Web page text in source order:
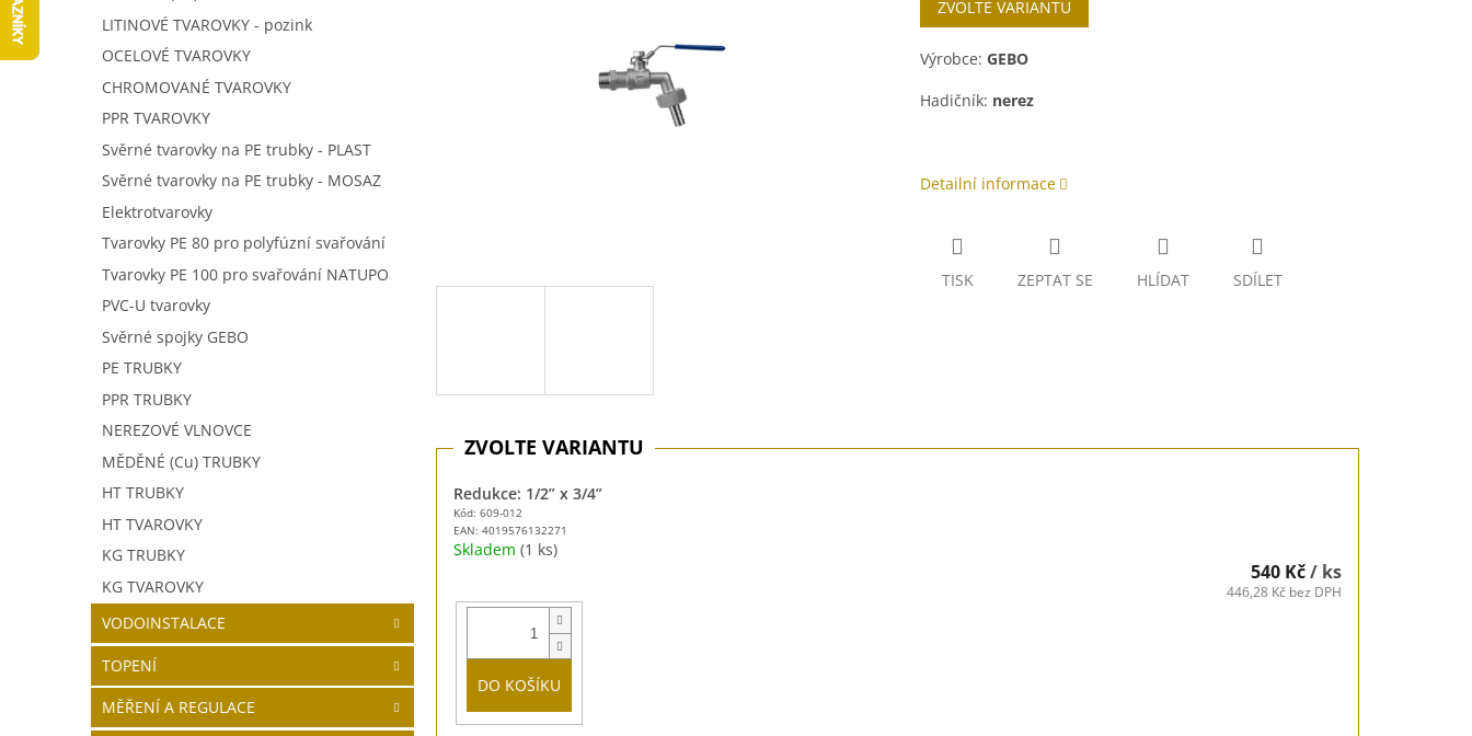
LITINOVÉ TVAROVKY - pozink
OCELOVÉ TVAROVKY
CHROMOVANÉ TVAROVKY
PPR TVAROVKY
Svěrné tvarovky na PE trubky - PLAST
Svěrné tvarovky na PE trubky - MOSAZ
Elektrotvarovky
Tvarovky PE 80 pro polyfúzní svařování
Tvarovky PE 100 pro svařování NATUPO
PVC-U tvarovky
Svěrné spojky GEBO
PE TRUBKY
PPR TRUBKY
NEREZOVÉ VLNOVCE
MĚDĚNÉ (Cu) TRUBKY
HT TRUBKY
HT TVAROVKY
KG TRUBKY
KG TVAROVKY
VODOINSTALACE
TOPENÍ
MĚŘENÍ A REGULACE
cena:
ZVOLTE VARIANTU
Výrobce: GEBO
Hadičník: nerez
Detailní informace
TISK ZEPTAT SE HLÍDAT SDÍLET
Kód: 609-012
EAN: 4019576132271
Redukce: 1/2” x 3/4”
Skladem (1 ks)
540 Kč/ ks
446,28 Kč bez DPH
DO KOŠÍKU